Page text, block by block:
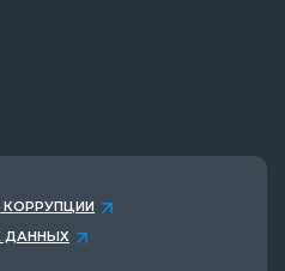
КОРРУПЦИИ
ДАННЫХ